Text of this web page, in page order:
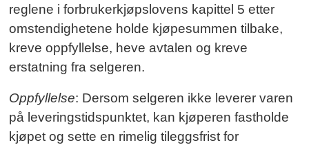
reglene i forbrukerkjøpslovens kapittel 5 etter
omstendighetene holde kjøpesummen tilbake,
kreve oppfyllelse, heve avtalen og kreve
erstatning fra selgeren.
Oppfyllelse: Dersom selgeren ikke leverer varen
på leveringstidspunktet, kan kjøperen fastholde
kjøpet og sette en rimelig tileggsfrist for